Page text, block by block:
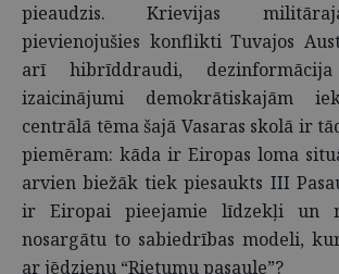
pieaudzis. Krievijas
pievienojušies konflikti Tuvajos
arī hibrīddraudi,
izaicinājumi demokrātiskajām
centrālā tēma šajā Vasaras skolā ir
piemēram: kāda ir Eiropas loma
arvien biežāk tiek piesaukts III
ir Eiropai pieejamie līdzekļi un
nosargātu to sabiedrības modeli,
ar jēdzienu “Rietumu pasaule”?